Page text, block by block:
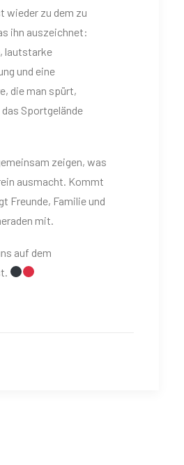
wieder zu dem zu
ihn auszeichnet:
lautstarke
und eine
die man spürt,
Sportgelände
zeigen, was
ausmacht. Kommt
Freunde, Familie und
mit.
auf dem